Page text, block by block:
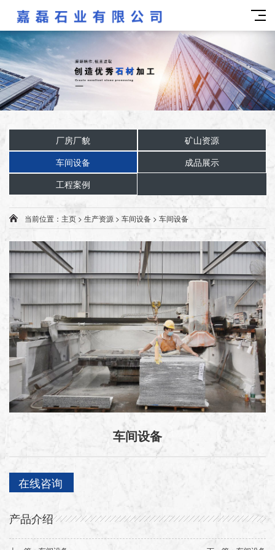
厂房厂貌
矿山资源
车间设备
成品展示
工程案例
当前位置： 主页 > 生产资源 > 车间设备 > 车间设备
车间设备
在线咨询
产品介绍